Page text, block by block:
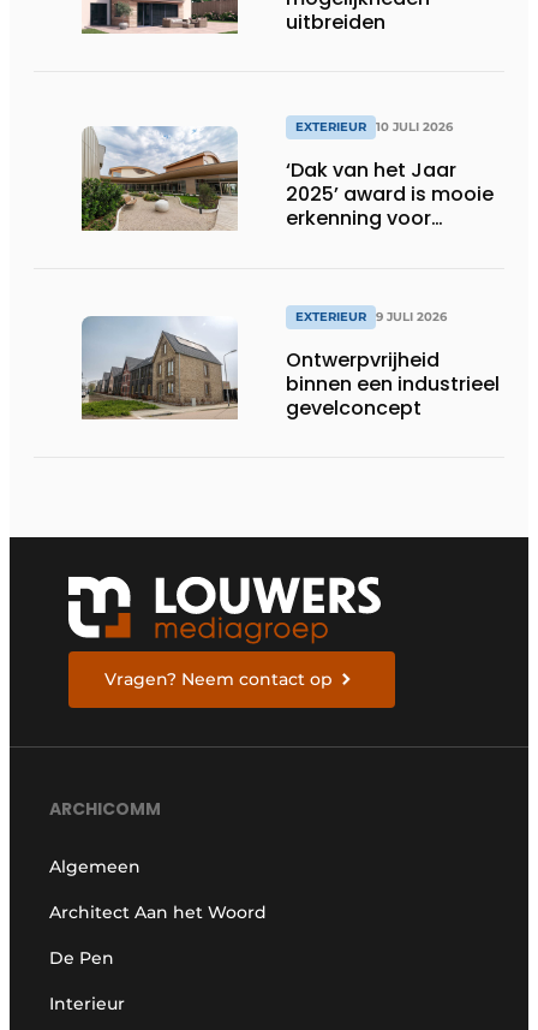
uitbreiden
EXTERIEUR 10 JULI 2026
‘Dak van het Jaar
2025’ award is mooie
erkenning voor
EXTERIEUR 9 JULI 2026
Ontwerpvrijheid
binnen een industrieel
gevelconcept
Vragen? Neem contact op
ARCHICOMM
Algemeen
Architect Aan het Woord
De Pen
Interieur